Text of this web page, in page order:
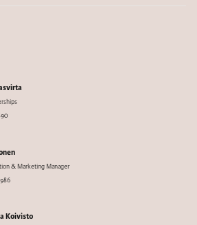
& Marketing Manager
Koivisto